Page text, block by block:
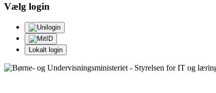
Vælg login
Lokalt login